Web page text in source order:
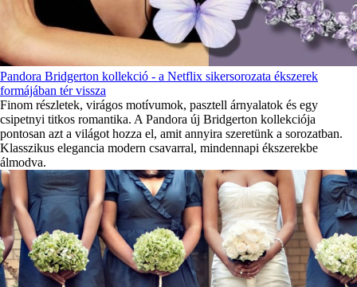
Pandora Bridgerton kollekció - a Netflix sikersorozata ékszerek
formájában tér vissza
Finom részletek, virágos motívumok, pasztell árnyalatok és egy
csipetnyi titkos romantika. A Pandora új Bridgerton kollekciója
pontosan azt a világot hozza el, amit annyira szeretünk a sorozatban.
Klasszikus elegancia modern csavarral, mindennapi ékszerekbe
álmodva.